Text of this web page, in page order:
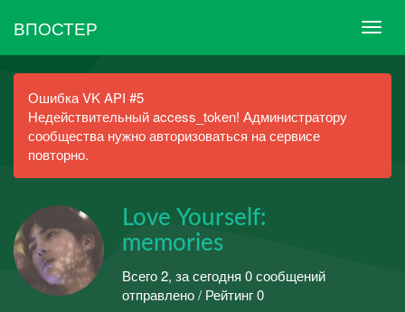
ВПОСТЕР
Ошибка VK API #5
Недействительный access_token! Администратору
сообщества нужно авторизоваться на сервисе
повторно.
Love Yourself:
memories
Всего 2, за сегодня 0 сообщений
отправлено / Рейтинг 0